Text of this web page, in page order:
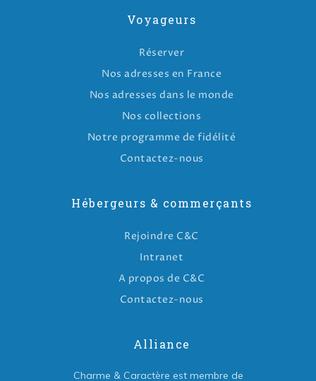
Voyageurs
Réserver
Nos adresses en France
Nos adresses dans le monde
Nos collections
Notre programme de fidélité
Contactez-nous
Hébergeurs & commerçants
Rejoindre C&C
Intranet
A propos de C&C
Contactez-nous
Alliance
Charme & Caractère est membre de